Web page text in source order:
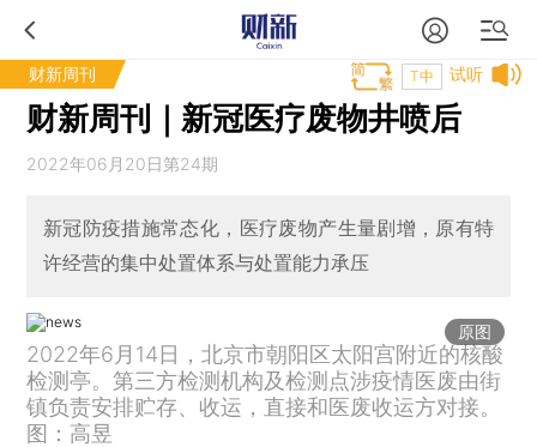
财新周刊 试听
T中
财新周刊｜新冠医疗废物井喷后
2022年06月20日第24期
新冠防疫措施常态化，医疗废物产生量剧增，原有特
许经营的集中处置体系与处置能力承压
原图
2022年6月14日，北京市朝阳区太阳宫附近的核酸
检测亭。第三方检测机构及检测点涉疫情医废由街
镇负责安排贮存、收运，直接和医废收运方对接。
图：高昱